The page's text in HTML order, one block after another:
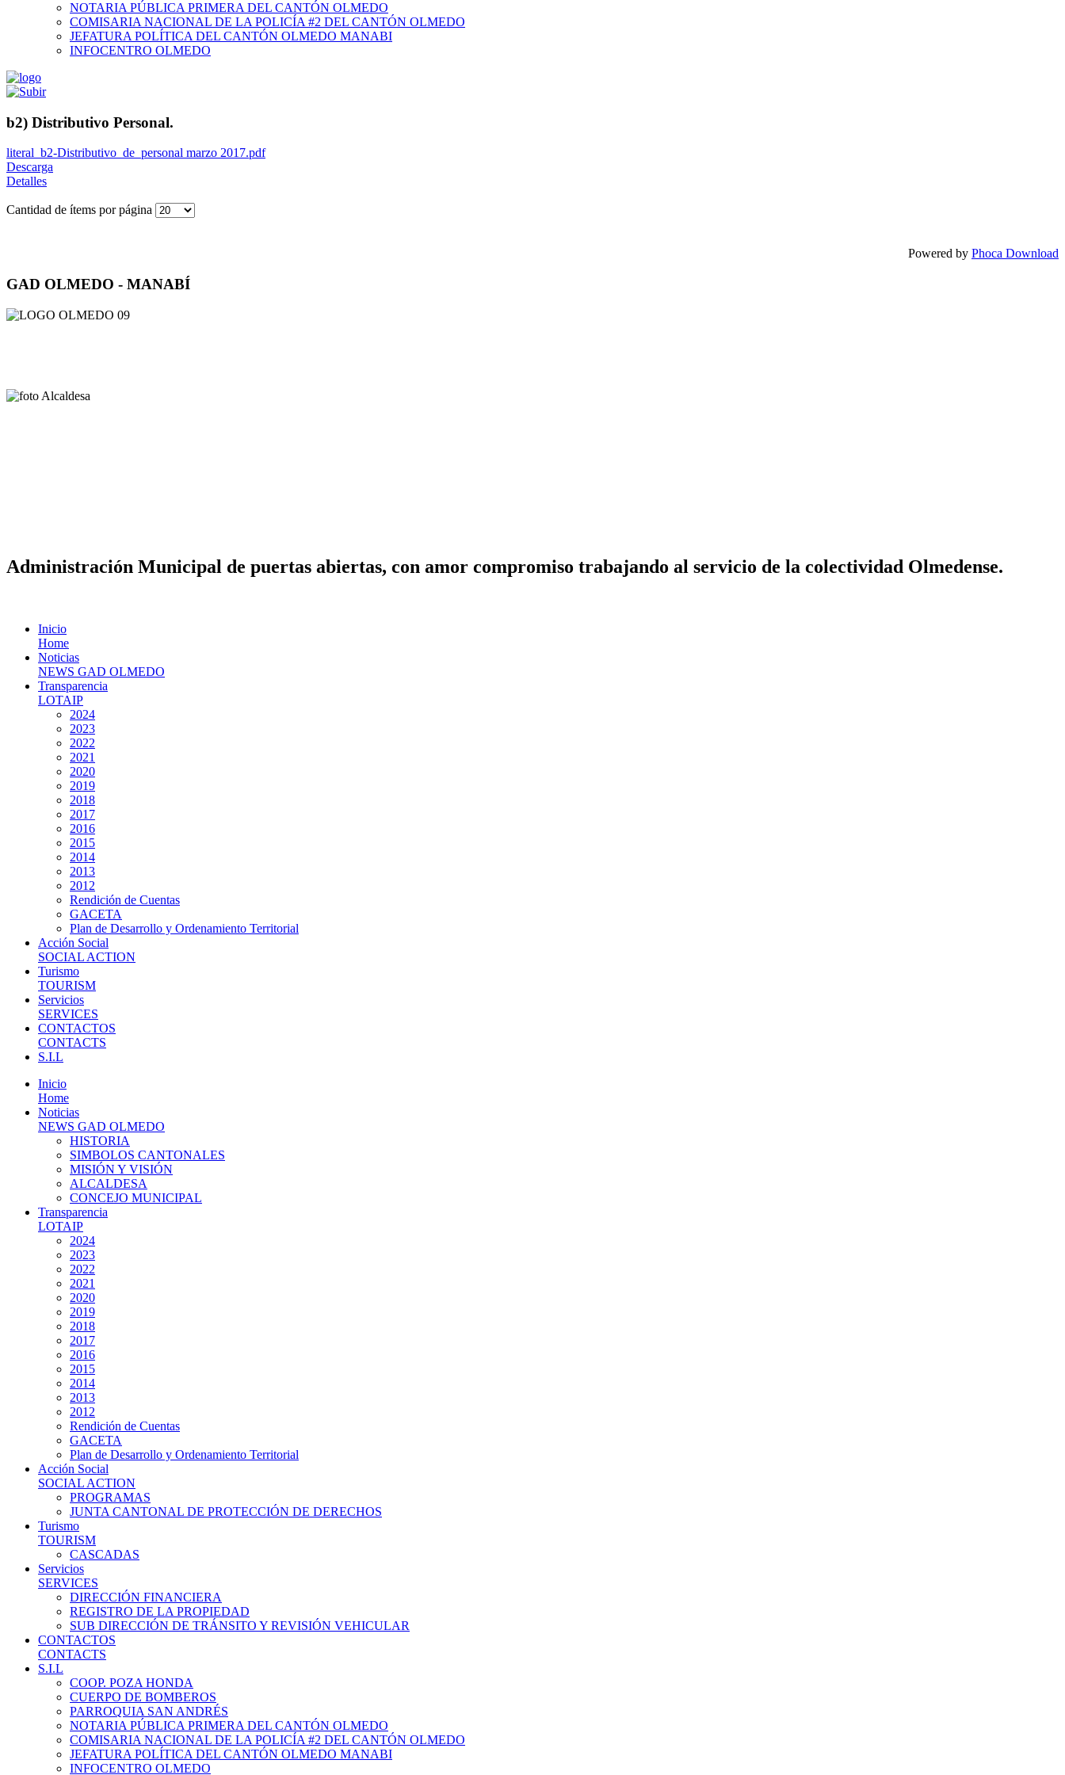
NOTARIA PÚBLICA PRIMERA DEL CANTÓN OLMEDO
COMISARIA NACIONAL DE LA POLICÍA #2 DEL CANTÓN OLMEDO
JEFATURA POLÍTICA DEL CANTÓN OLMEDO MANABI
INFOCENTRO OLMEDO
b2) Distributivo Personal.
literal_b2-Distributivo_de_personal marzo 2017.pdf
Descarga
Detalles
Cantidad de ítems por página
Powered by Phoca Download
GAD OLMEDO - MANABÍ
Administración Municipal de puertas abiertas, con amor compromiso trabajando al servicio de la colectividad Olmedense.
Inicio
Home
Noticias
NEWS GAD OLMEDO
Transparencia
LOTAIP
2024
2023
2022
2021
2020
2019
2018
2017
2016
2015
2014
2013
2012
Rendición de Cuentas
GACETA
Plan de Desarrollo y Ordenamiento Territorial
Acción Social
SOCIAL ACTION
Turismo
TOURISM
Servicios
SERVICES
CONTACTOS
CONTACTS
S.I.L
Inicio
Home
Noticias
NEWS GAD OLMEDO
HISTORIA
SIMBOLOS CANTONALES
MISIÓN Y VISIÓN
ALCALDESA
CONCEJO MUNICIPAL
Transparencia
LOTAIP
2024
2023
2022
2021
2020
2019
2018
2017
2016
2015
2014
2013
2012
Rendición de Cuentas
GACETA
Plan de Desarrollo y Ordenamiento Territorial
Acción Social
SOCIAL ACTION
PROGRAMAS
JUNTA CANTONAL DE PROTECCIÓN DE DERECHOS
Turismo
TOURISM
CASCADAS
Servicios
SERVICES
DIRECCIÓN FINANCIERA
REGISTRO DE LA PROPIEDAD
SUB DIRECCIÓN DE TRÁNSITO Y REVISIÓN VEHICULAR
CONTACTOS
CONTACTS
S.I.L
COOP. POZA HONDA
CUERPO DE BOMBEROS
PARROQUIA SAN ANDRÉS
NOTARIA PÚBLICA PRIMERA DEL CANTÓN OLMEDO
COMISARIA NACIONAL DE LA POLICÍA #2 DEL CANTÓN OLMEDO
JEFATURA POLÍTICA DEL CANTÓN OLMEDO MANABI
INFOCENTRO OLMEDO